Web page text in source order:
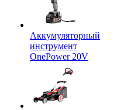
Аккумуляторный
инструмент
OnePower 20V